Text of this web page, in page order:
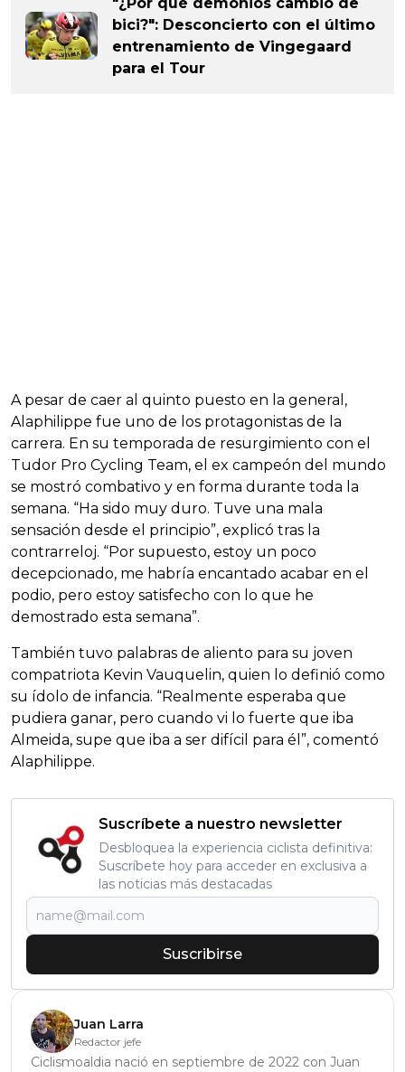
bici?": Desconcierto con el último
entrenamiento de Vingegaard
para el Tour
A pesar de caer al quinto puesto en la general,
Alaphilippe fue uno de los protagonistas de la
carrera. En su temporada de resurgimiento con el
Tudor Pro Cycling Team, el ex campeón del mundo
se mostró combativo y en forma durante toda la
semana. “Ha sido muy duro. Tuve una mala
sensación desde el principio”, explicó tras la
contrarreloj. “Por supuesto, estoy un poco
decepcionado, me habría encantado acabar en el
podio, pero estoy satisfecho con lo que he
demostrado esta semana”.
También tuvo palabras de aliento para su joven
compatriota Kevin Vauquelin, quien lo definió como
su ídolo de infancia. “Realmente esperaba que
pudiera ganar, pero cuando vi lo fuerte que iba
Almeida, supe que iba a ser difícil para él”, comentó
Alaphilippe.
Suscríbete a nuestro newsletter
Desbloquea la experiencia ciclista definitiva:
Suscríbete hoy para acceder en exclusiva a
las noticias más destacadas
Suscribirse
Juan Larra
Redactor jefe
Ciclismoaldia nació en septiembre de 2022 con Juan